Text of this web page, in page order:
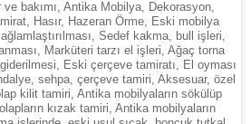
bakımı, Antika Mobilya, Dekorasyon,
Hasır, Hazeran Örme, Eski mobilya
Sedef kakma, bull işleri,
Marküteri tarzı el işleri, Ağaç torna
Eski çerçeve tamiratı, El oyması
sehpa, çerçeve tamiri, Aksesuar, özel
kilit tamiri, Antika mobilyaların sökülüp
kızak tamiri, Antika mobilyaların